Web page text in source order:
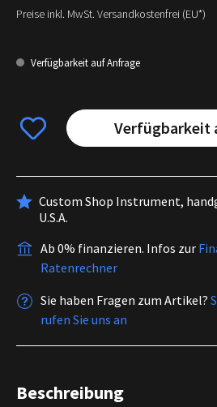
Preise inkl. MwSt. Versandkostenfrei (EU*)
Verfügbarkeit auf Anfrage
Verfügbarkeit
Custom Shop Instrument,
U.S.A.
Ab 0% finanzieren. Infos zur
Ratenrechner
Sie haben Fragen zum Artikel?
rufen Sie uns an
Beschreibung